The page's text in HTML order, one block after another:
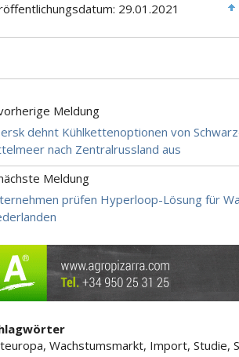
29.01.2021
Meldung
dehnt Kühlkettenoptionen von
nach Zentralrussland aus
Meldung
prüfen Hyperloop-Lösung für
Wachstumsmarkt, Import, Studie,